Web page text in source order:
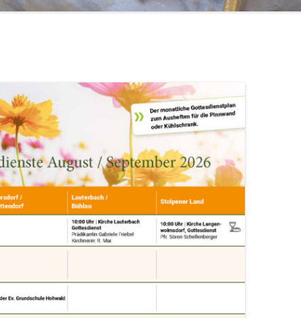
FRIEDHOF
PFARRHAUS
ST.-JACOBI-
MITARBEITER/-INNEN
KIRCHGELD 2017
SEELSORGE UND BERATUNG
TAUFE